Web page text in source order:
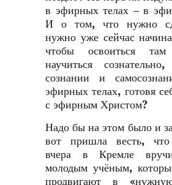
в эфирных телах – в
И о том, что нужно
нужно уже сейчас
чтобы освоиться
научиться
сознании и
эфирных телах, готовя
с эфирным Христом?
Надо бы на этом было и
вот пришла весть, что
вчера в Кремле
молодым учёным,
продвигают в